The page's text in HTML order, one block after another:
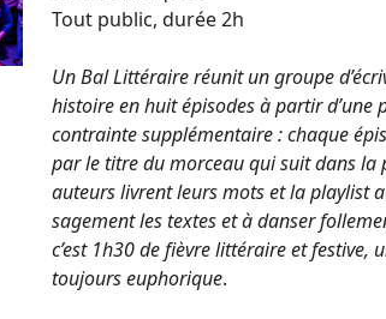
Tout public, durée 2h
Un Bal Littéraire réunit un groupe
histoire en huit épisodes à partir d’une
contrainte supplémentaire : chaque
par le titre du morceau qui suit dans la
auteurs livrent leurs mots et la playlist
sagement les textes et à danser
c’est 1h30 de fièvre littéraire et
toujours euphorique.